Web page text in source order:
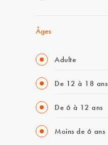
Âges
Adulte
De 12 à 18 ans
De 6 à 12 ans
Moins de 6 ans